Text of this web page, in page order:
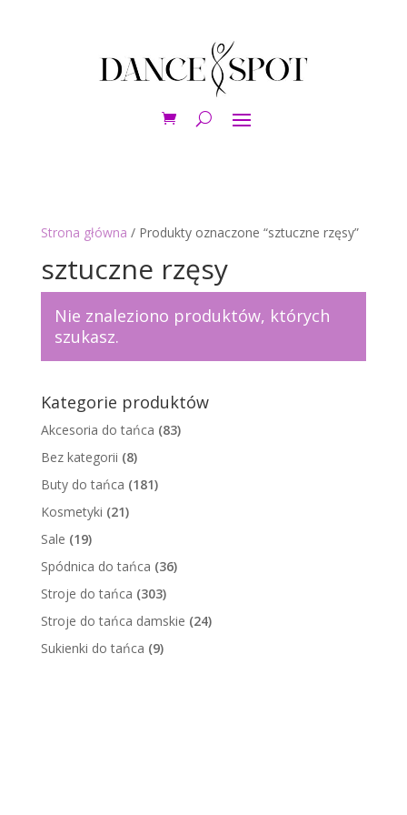
Strona główna / Produkty oznaczone “sztuczne rzęsy”
sztuczne rzęsy
Nie znaleziono produktów, których
szukasz.
Kategorie produktów
Akcesoria do tańca (83)
Bez kategorii (8)
Buty do tańca (181)
Kosmetyki (21)
Sale (19)
Spódnica do tańca (36)
Stroje do tańca (303)
Stroje do tańca damskie (24)
Sukienki do tańca (9)